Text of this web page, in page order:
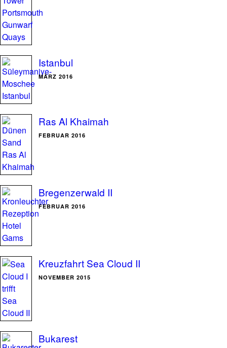
Istanbul
MÄRZ 2016
Ras Al Khaimah
FEBRUAR 2016
Bregenzerwald II
FEBRUAR 2016
Kreuzfahrt Sea Cloud II
NOVEMBER 2015
Bukarest